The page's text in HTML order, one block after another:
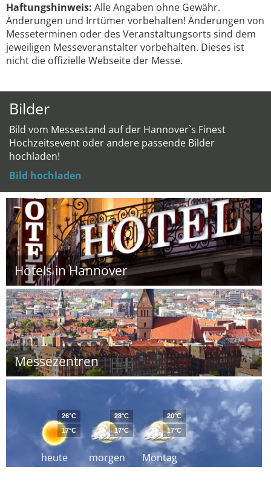
Haftungshinweis: Alle Angaben ohne Gewähr.
Änderungen und Irrtümer vorbehalten! Änderungen von
Messeterminen oder des Veranstaltungsorts sind dem
jeweiligen Messeveranstalter vorbehalten. Dieses ist
nicht die offizielle Webseite der Messe.
Bilder
Bild vom Messestand auf der Hannover`s Finest
Hochzeitsevent oder andere passende Bilder
hochladen!
Bild hochladen
Hotels in Hannover
Messezentren
heute
26°C
17°C
morgen
28°C
17°C
Montag
20°C
17°C